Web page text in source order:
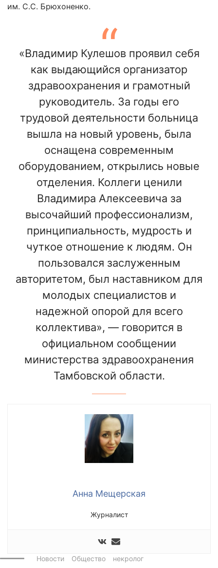
им. С.С. Брюхоненко.
«Владимир Кулешов проявил себя
как выдающийся организатор
здравоохранения и грамотный
руководитель. За годы его
трудовой деятельности больница
вышла на новый уровень, была
оснащена современным
оборудованием, открылись новые
отделения. Коллеги ценили
Владимира Алексеевича за
высочайший профессионализм,
принципиальность, мудрость и
чуткое отношение к людям. Он
пользовался заслуженным
авторитетом, был наставником для
молодых специалистов и
надежной опорой для всего
коллектива», — говорится в
официальном сообщении
министерства здравоохранения
Тамбовской области.
Анна Мещерская
Журналист
Новости Общество некролог